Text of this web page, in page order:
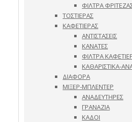
ΦΙΛΤΡΑ
ΤΟΣΤΙΕΡΑΣ
ΚΑΦΕΤΙΕΡΑΣ
ΑΝΤΙΣΤΑΣΕΙΣ
ΚΑΝΑΤΕΣ
ΦΙΛΤΡΑ
ΚΑΘΑΡΙΣΤΙΚΑ-
ΔΙΑΦΟΡΑ
ΜΙΞΕΡ-ΜΠΛΕΝΤΕΡ
ΑΝΑΔΕΥΤΗΡΕΣ
ΓΡΑΝΑΖΙΑ
ΚΑΔΟΙ